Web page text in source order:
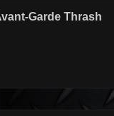
Garde Thrash